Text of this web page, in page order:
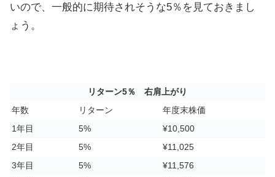
いので、一般的に期待されそうな5％を見ておきまし
ょう。
リターン5％ 右肩上がり
年数
リターン
年度末株価
1年目
5%
¥10,500
2年目
5%
¥11,025
3年目
5%
¥11,576